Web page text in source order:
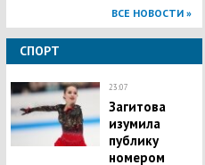
ВСЕ НОВОСТИ »
СПОРТ
23:07
Загитова
изумила
публику
номером